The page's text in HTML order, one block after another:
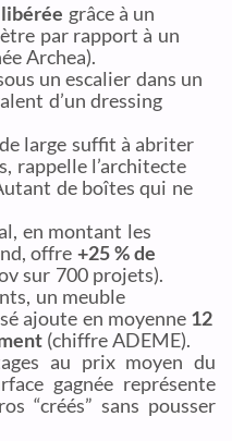
grâce à un
par rapport à un
Archea).
un escalier dans un
d’un dressing
large suffit à abriter
rappelle l’architecte
de boîtes qui ne
en montant les
offre +25 % de
sur 700 projets).
un meuble
ajoute en moyenne 12
(chiffre ADEME).
au prix moyen du
gagnée représente
“créés” sans pousser